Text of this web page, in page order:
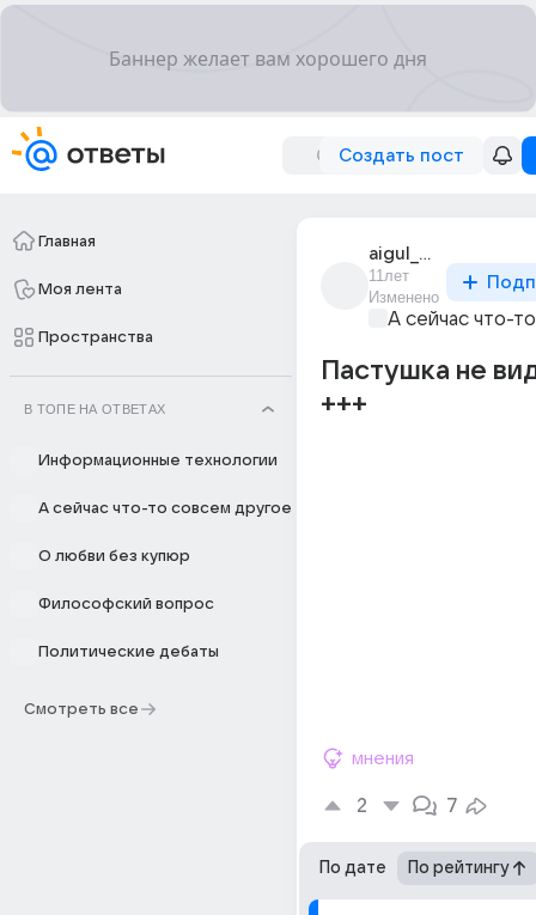
Создать пост
Главная
Моя лента
Пространства
В ТОПЕ НА ОТВЕТАХ
Информационные технологии
А сейчас что-то совсем другое
О любви без купюр
Философский вопрос
Политические дебаты
Смотреть все
aigul_gavrilova_2
11лет
Изменено
А сейчас что-
Пастушка не
+++
мнения
2 7
По дате По рейтингу